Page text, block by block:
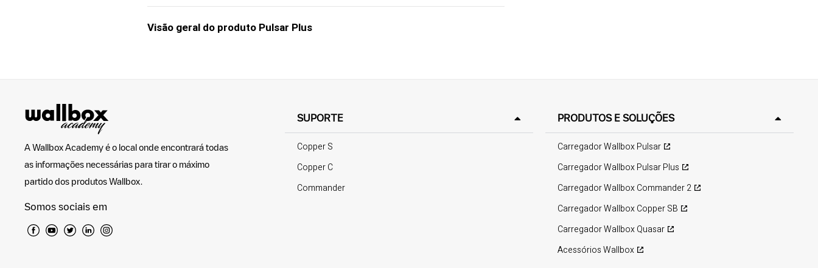
Visão geral do produto Pulsar Plus
A Wallbox Academy é o local onde encontrará todas
as informações necessárias para tirar o máximo
partido dos produtos Wallbox.
Somos sociais em
SUPORTE
Copper S
Copper C
Commander
PRODUTOS E SOLUÇÕES
Carregador Wallbox Pulsar
Carregador Wallbox Pulsar Plus
Carregador Wallbox Commander 2
Carregador Wallbox Copper SB
Carregador Wallbox Quasar
Acessórios Wallbox